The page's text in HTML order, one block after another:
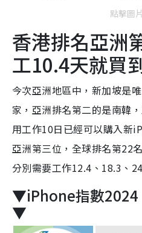
點擊圖
香港排名亞洲
工10.4天就買
今次亞洲地區中，新加坡是
家，亞洲排名第二的是南韓
用工作10日已經可以購入新
亞洲第三位，全球排名第22
分別需要工作12.4、18.3、
▼iPhone指數2024
▼